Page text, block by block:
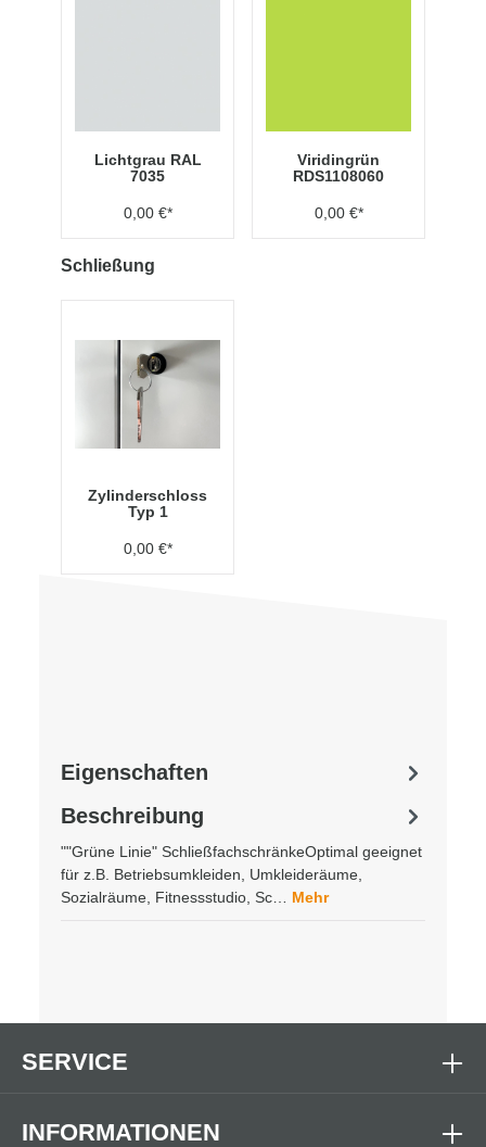
Lichtgrau RAL
7035
0,00 €*
Viridingrün
RDS1108060
0,00 €*
Schließung
Zylinderschloss
Typ 1
0,00 €*
Beschreibung
""Grüne Linie" SchließfachschränkeOptimal geeignet
für z.B. Betriebsumkleiden, Umkleideräume,
Sozialräume, Fitnessstudio, Sc… Mehr
Eigenschaften
SERVICE
INFORMATIONEN